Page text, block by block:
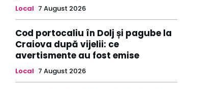
Local 7 August 2026
Cod portocaliu în Dolj și pagube la
Craiova după vijelii: ce
avertismente au fost emise
Local 7 August 2026